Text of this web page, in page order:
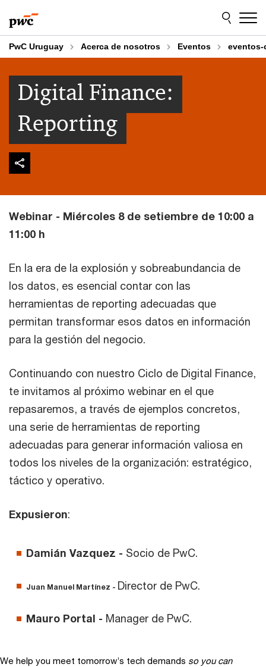
to
content
to
footer
PwC Uruguay Acerca de nosotros Eventos
Digital Finance:
Reporting
Webinar - Miércoles 8 de setiembre de 10:00 a
11:00 h
En la era de la explosión y sobreabundancia de
los datos, es esencial contar con las
herramientas de reporting adecuadas que
permitan transformar esos datos en información
para la gestión del negocio.
Continuando con nuestro Ciclo de Digital Finance,
te invitamos al próximo webinar en el que
repasaremos, a través de ejemplos concretos,
una serie de herramientas de reporting
adecuadas para generar información valiosa en
todos los niveles de la organización: estratégico,
táctico y operativo.
Expusieron:
Damián Vazquez - Socio de PwC.
Juan Manuel Martínez - Director de PwC.
Mauro Portal - Manager de PwC.
We help you meet tomorrow’s tech demands so you can